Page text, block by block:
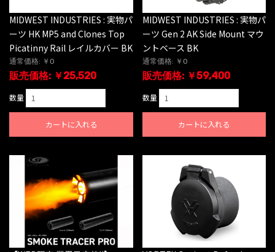
MIDWEST INDUSTRIES : 実物パ
ーツ HK MP5 and Clones Top
Picatinny Rail レイルカバー BK
通常価格: ￥0
販売価格: ￥25,520
数量
カートに入れる
MIDWEST INDUSTRIES : 実物パ
ーツ Gen 2 AK Side Mount マウ
ントベース BK
通常価格: ￥0
販売価格: ￥59,400
数量
カートに入れる